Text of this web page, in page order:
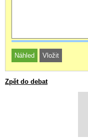
Zpět do debat